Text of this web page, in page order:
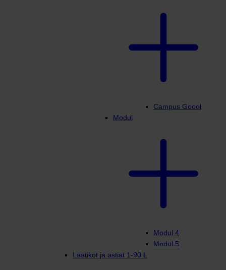
Campus Goool
Modul
Modul 4
Modul 5
Laatikot ja astiat 1-90 L